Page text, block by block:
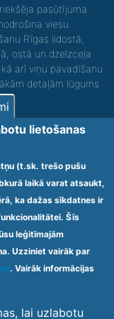
pasūtījuma
viesu
Rīgas lidostā,
ostā un dzelzceļa
arī viņu pavadīšanu
detaļām lūgums
personām ar
„Sanare-KRC
nodrošināta vides
traucējumiem,
kabineta
„Noteikumi par
iestādēm un to
64003
privātuma politika
lietošanas
(t.sk. trešo pušu
laikā varat atsaukt,
ka dažas sīkdatnes ir
Šīs
leģitīmajām
Uzziniet vairāk par
. Vairāk informācijas
lai uzlabotu